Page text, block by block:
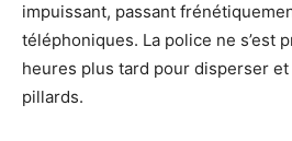
impuissant, passant
téléphoniques. La police ne s’est
heures plus tard pour disperser
pillards.